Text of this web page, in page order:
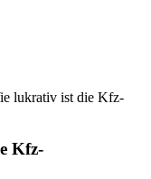
lukrativ ist die Kfz-
Kfz-